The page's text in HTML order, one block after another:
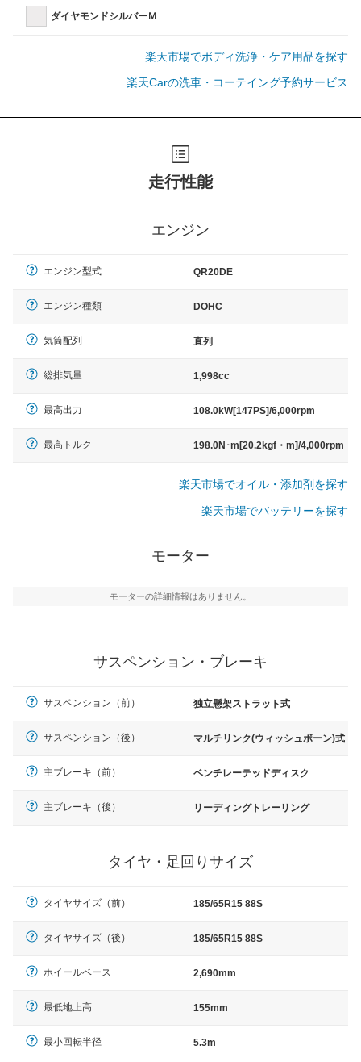
ダイヤモンドシルバーＭ
楽天市場でボディ洗浄・ケア用品を探す
楽天Carの洗車・コーテイング予約サービス
走行性能
エンジン
エンジン型式 QR20DE
エンジン種類 DOHC
気筒配列 直列
総排気量 1,998cc
最高出力 108.0kW[147PS]/6,000rpm
最高トルク 198.0N･m[20.2kgf・m]/4,000rpm
楽天市場でオイル・添加剤を探す
楽天市場でバッテリーを探す
モーター
モーターの詳細情報はありません。
サスペンション・ブレーキ
サスペンション（前） 独立懸架ストラット式
サスペンション（後） マルチリンク(ウィッシュボーン)式
主ブレーキ（前） ベンチレーテッドディスク
主ブレーキ（後） リーディングトレーリング
タイヤ・足回りサイズ
タイヤサイズ（前） 185/65R15 88S
タイヤサイズ（後） 185/65R15 88S
ホイールベース 2,690mm
最低地上高 155mm
最小回転半径 5.3m